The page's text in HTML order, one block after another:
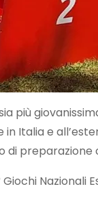
sia più
Italia e
Nazionali